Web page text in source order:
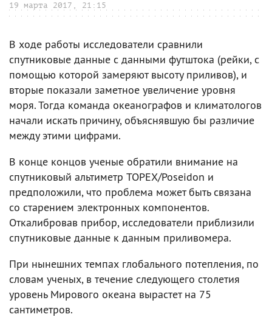
19 марта 2017, 21:15
В ходе работы исследователи сравнили
спутниковые данные с данными футштока (рейки, с
помощью которой замеряют высоту приливов), и
вторые показали заметное увеличение уровня
моря. Тогда команда океанографов и климатологов
начали искать причину, объяснявшую бы различие
между этими цифрами.
В конце концов ученые обратили внимание на
спутниковый альтиметр TOPEX/Poseidon и
предположили, что проблема может быть связана
со старением электронных компонентов.
Откалибровав прибор, исследователи приблизили
спутниковые данные к данным приливомера.
При нынешних темпах глобального потепления, по
словам ученых, в течение следующего столетия
уровень Мирового океана вырастет на 75
сантиметров.